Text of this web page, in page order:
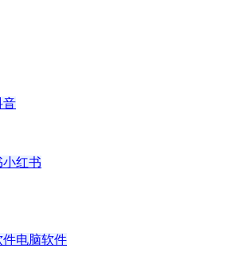
音
小红书
电脑软件